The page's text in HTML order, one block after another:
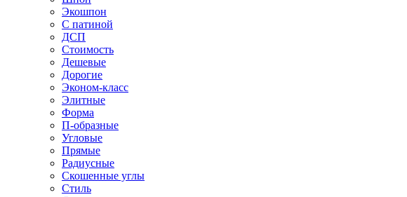
Экошпон
С патиной
ДСП
Стоимость
Дешевые
Дорогие
Эконом-класс
Элитные
Форма
П-образные
Угловые
Прямые
Радиусные
Скошенные углы
Стиль